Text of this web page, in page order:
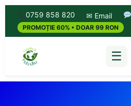
0759 858 820 ✉ Email
PROMOȚIE 60% • DOAR 99 RON
☰